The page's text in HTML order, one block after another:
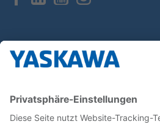
Home AGB Impressum
Yaskawa Europe GmbH